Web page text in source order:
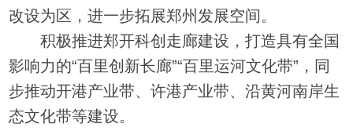
改设为区，进一步拓展郑州发展空间。
积极推进郑开科创走廊建设，打造具有全国
影响力的“百里创新长廊”“百里运河文化带”，同
步推动开港产业带、许港产业带、沿黄河南岸生
态文化带等建设。